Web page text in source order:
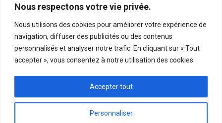
Nous respectons votre vie privée.
Nous utilisons des cookies pour améliorer votre expérience de
navigation, diffuser des publicités ou des contenus
personnalisés et analyser notre trafic. En cliquant sur « Tout
accepter », vous consentez à notre utilisation des cookies.
Personnaliser
Accepter tout
Saint-Eustache
Suivez-nous
POLITIQUE DE CONFIDENTIALITÉ